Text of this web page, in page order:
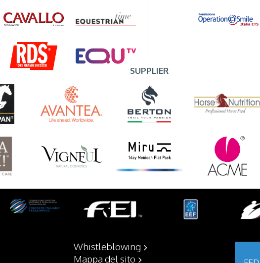
SUPPLIER
Whistleblowing
Mappa del sito